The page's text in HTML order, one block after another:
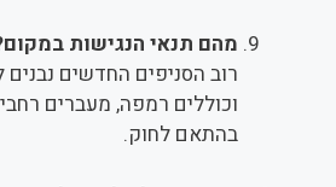
מהם תנאי הנגישות
רוב הסניפים החדשים נבנים
וכוללים רמפה, מעברים
בהתאם לחוק.